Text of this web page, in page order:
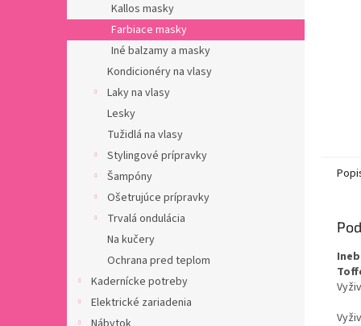
Kallos masky
Farbiace masky
Iné balzamy a masky
Kondicionéry na vlasy
Laky na vlasy
Lesky
Tužidlá na vlasy
Stylingové prípravky
Šampóny
Ošetrujúce prípravky
Trvalá ondulácia
Na kučery
Ochrana pred teplom
Kadernícke potreby
Elektrické zariadenia